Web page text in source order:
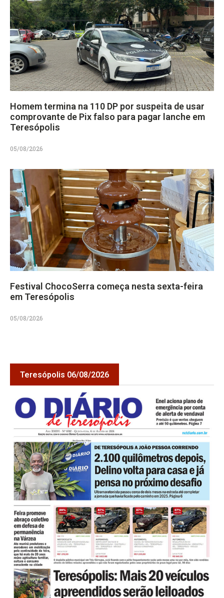
Homem termina na 110 DP por suspeita de usar
comprovante de Pix falso para pagar lanche em
Teresópolis
05/08/2026
Festival ChocoSerra começa nesta sexta-feira
em Teresópolis
05/08/2026
Teresópolis 06/08/2026